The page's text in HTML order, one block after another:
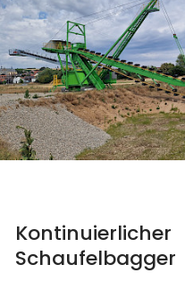
Kontinuierlicher
Schaufelbagger